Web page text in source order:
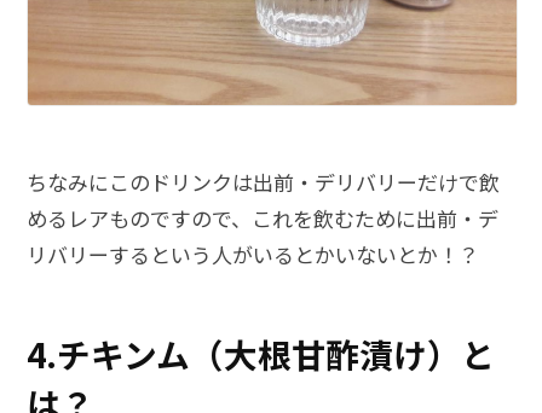
ちなみにこのドリンクは出前・デリバリーだけで飲
めるレアものですので、これを飲むために出前・デ
リバリーするという人がいるとかいないとか！？
4.チキンム（大根甘酢漬け）と
は？